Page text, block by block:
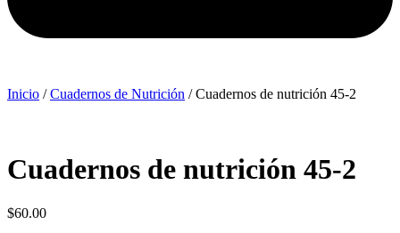
Inicio /Cuadernos de Nutrición / Cuadernos de nutrición 45-2
Cuadernos de nutrición 45-2
$60.00